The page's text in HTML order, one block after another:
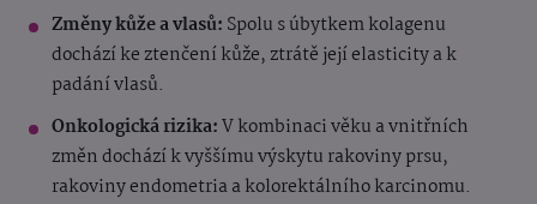
Změny kůže a vlasů: Spolu s úbytkem kolagenu
dochází ke ztenčení kůže, ztrátě její elasticity a k
padání vlasů.
Onkologická rizika:V kombinaci věku a vnitřních
změn dochází k vyššímu výskytu rakoviny prsu,
rakoviny endometria a kolorektálního karcinomu.